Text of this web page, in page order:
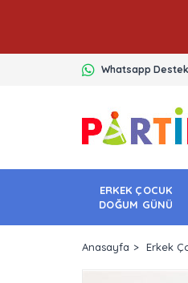
Whatsapp Destek
ERKEK ÇOCUK
DOĞUM GÜNÜ
Anasayfa Erkek